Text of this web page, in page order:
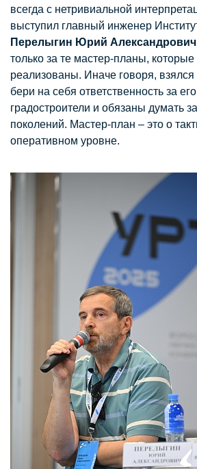
всегда с нетривиальной
выступил главный инженер
Перелыгин Юрий Александрович
только за те мастер-планы, которые
реализованы. Иначе говоря, взялся
бери на себя ответственность за
градостроители и обязаны думать
поколений. Мастер-план – это о
оперативном уровне.